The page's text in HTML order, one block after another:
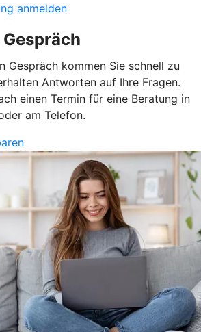
anmelden
Gespräch kommen Sie schnell zu
Antworten auf Ihre Fragen.
einen Termin für eine Beratung in
am Telefon.